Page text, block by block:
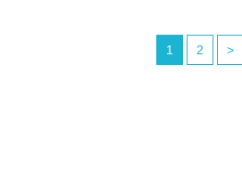
1 2 >